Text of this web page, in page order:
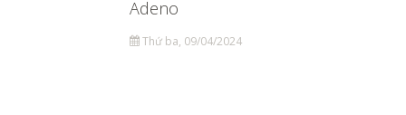
Adeno
Thứ ba, 09/04/2024